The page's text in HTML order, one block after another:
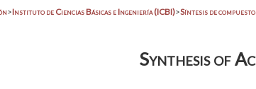
>Instituto de Ciencias Básicas e Ingeniería (ICBI)>Síntesis de
Synthesis of